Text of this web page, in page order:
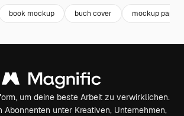
book mockup buch cover mockup paper
um deine beste Arbeit zu verwirklichen.
Abonnenten unter Kreativen, Unternehmen,